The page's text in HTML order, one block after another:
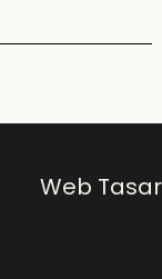
Web